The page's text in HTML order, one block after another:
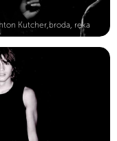
Kutcher,broda, ręka